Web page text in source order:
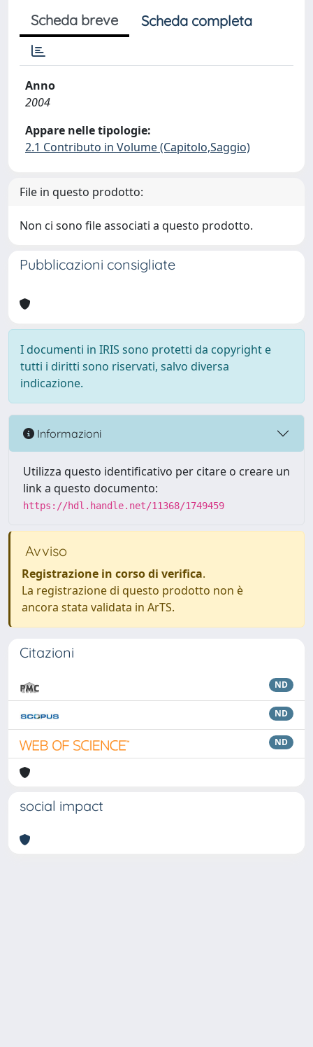
Scheda breve Scheda completa
Anno
2004
Appare nelle tipologie:
2.1 Contributo in Volume (Capitolo,Saggio)
File in questo prodotto:
Non ci sono file associati a questo prodotto.
Pubblicazioni consigliate
I documenti in IRIS sono protetti da copyright e
tutti i diritti sono riservati, salvo diversa
indicazione.
Informazioni
Utilizza questo identificativo per citare o creare un
link a questo documento:
https://hdl.handle.net/11368/1749459
Avviso
Registrazione in corso di verifica.
La registrazione di questo prodotto non è
ancora stata validata in ArTS.
Citazioni
ND
ND
ND
social impact